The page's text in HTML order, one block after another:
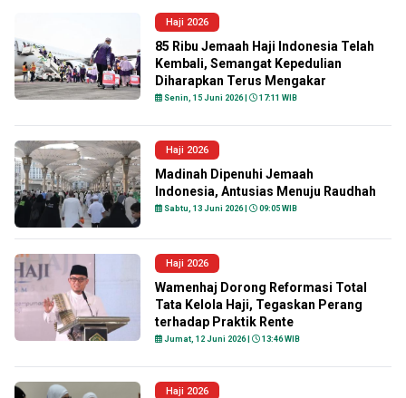
Haji 2026
85 Ribu Jemaah Haji Indonesia Telah
Kembali, Semangat Kepedulian
Diharapkan Terus Mengakar
Senin, 15 Juni 2026 | 17:11 WIB
Haji 2026
Madinah Dipenuhi Jemaah
Indonesia, Antusias Menuju Raudhah
Sabtu, 13 Juni 2026 | 09:05 WIB
Haji 2026
Wamenhaj Dorong Reformasi Total
Tata Kelola Haji, Tegaskan Perang
terhadap Praktik Rente
Jumat, 12 Juni 2026 | 13:46 WIB
Haji 2026